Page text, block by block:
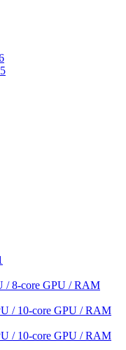
/ 8-core GPU / RAM
/ 10-core GPU / RAM
/ 10-core GPU / RAM